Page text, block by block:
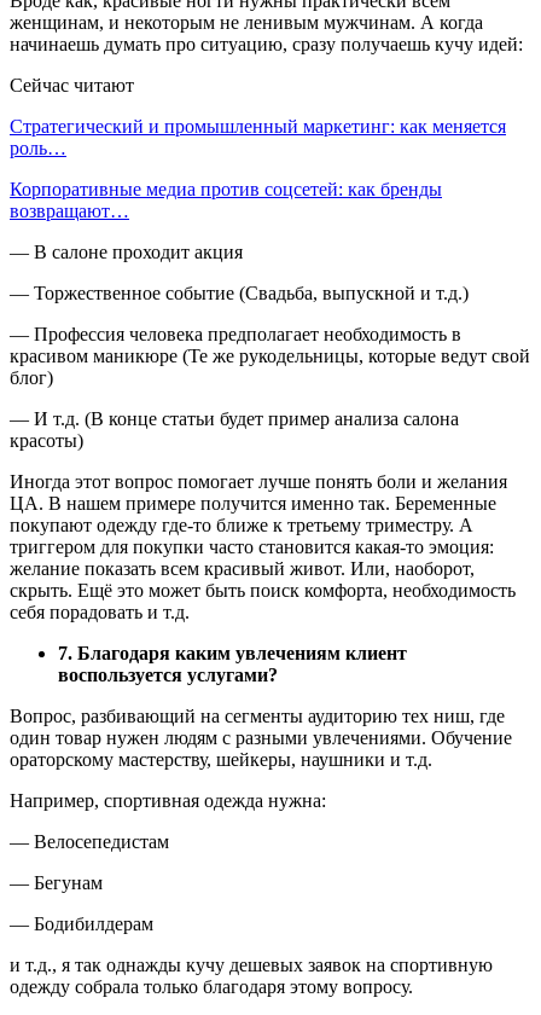
женщинам, и некоторым не ленивым мужчинам. А когда
начинаешь думать про ситуацию, сразу получаешь кучу идей:
Сейчас читают
Стратегический и промышленный маркетинг: как меняется
роль…
Корпоративные медиа против соцсетей: как бренды
возвращают…
— В салоне проходит акция
— Торжественное событие (Свадьба, выпускной и т.д.)
— Профессия человека предполагает необходимость в
красивом маникюре (Те же рукодельницы, которые ведут свой
блог)
— И т.д. (В конце статьи будет пример анализа салона
красоты)
Иногда этот вопрос помогает лучше понять боли и желания
ЦА. В нашем примере получится именно так. Беременные
покупают одежду где-то ближе к третьему триместру. А
триггером для покупки часто становится какая-то эмоция:
желание показать всем красивый живот. Или, наоборот,
скрыть. Ещё это может быть поиск комфорта, необходимость
себя порадовать и т.д.
7. Благодаря каким увлечениям клиент
воспользуется услугами?
Вопрос, разбивающий на сегменты аудиторию тех ниш, где
один товар нужен людям с разными увлечениями. Обучение
ораторскому мастерству, шейкеры, наушники и т.д.
Например, спортивная одежда нужна:
— Велосепедистам
— Бегунам
— Бодибилдерам
и т.д., я так однажды кучу дешевых заявок на спортивную
одежду собрала только благодаря этому вопросу.